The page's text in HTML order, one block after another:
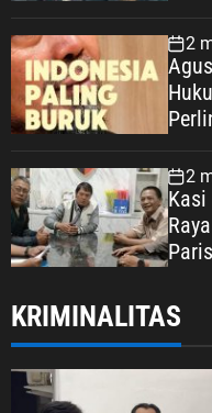
2
2
Kasi
KRIMINALITAS